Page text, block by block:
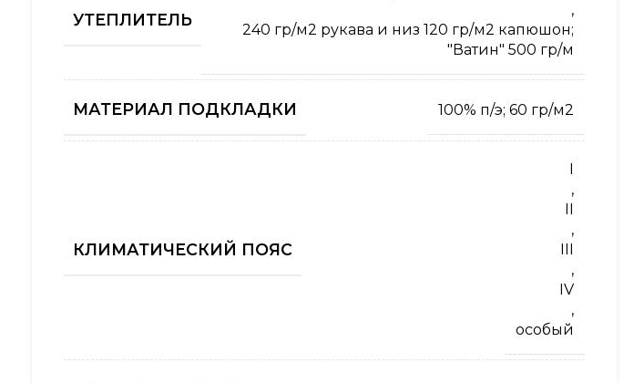
УТЕПЛИТЕЛЬ
,
240 гр/м2 рукава и низ 120 гр/м2 капюшон;
"Ватин" 500 гр/м
МАТЕРИАЛ ПОДКЛАДКИ 100% п/э; 60 гр/м2
КЛИМАТИЧЕСКИЙ ПОЯС
I
,
II
,
III
,
IV
,
особый